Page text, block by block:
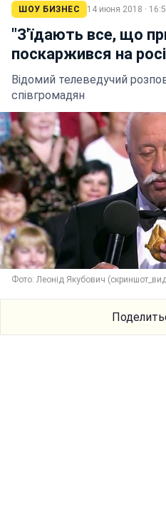
ШОУ БИЗНЕС 14 июня 2018 ·
"З'їдають все, що
поскаржився на
Відомий телеведучий
співгромадян
Фото: Леонід Якубович